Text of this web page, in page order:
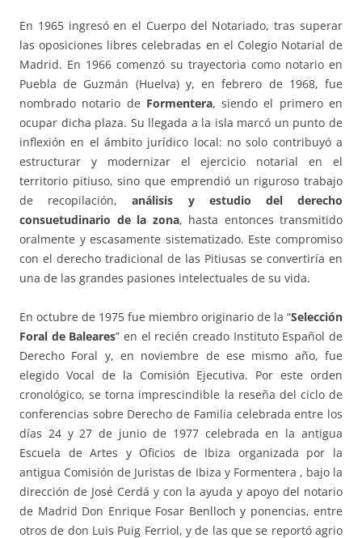
En 1965 ingresó en el Cuerpo del Notariado, tras superar
las oposiciones libres celebradas en el Colegio Notarial de
Madrid. En 1966 comenzó su trayectoria como notario en
Puebla de Guzmán (Huelva) y, en febrero de 1968, fue
nombrado notario de Formentera, siendo el primero en
ocupar dicha plaza. Su llegada a la isla marcó un punto de
inflexión en el ámbito jurídico local: no solo contribuyó a
estructurar y modernizar el ejercicio notarial en el
territorio pitiuso, sino que emprendió un riguroso trabajo
de recopilación,análisis y estudio del derecho
consuetudinario de la zona, hasta entonces transmitido
oralmente y escasamente sistematizado. Este compromiso
con el derecho tradicional de las Pitiusas se convertiría en
una de las grandes pasiones intelectuales de su vida.
En octubre de 1975 fue miembro originario de la “Selección
Foral de Baleares” en el recién creado Instituto Español de
Derecho Foral y, en noviembre de ese mismo año, fue
elegido Vocal de la Comisión Ejecutiva. Por este orden
cronológico, se torna imprescindible la reseña del ciclo de
conferencias sobre Derecho de Familia celebrada entre los
días 24 y 27 de junio de 1977 celebrada en la antigua
Escuela de Artes y Oficios de Ibiza organizada por la
antigua Comisión de Juristas de Ibiza y Formentera , bajo la
dirección de José Cerdá y con la ayuda y apoyo del notario
de Madrid Don Enrique Fosar Benlloch y ponencias, entre
otros de don Luis Puig Ferriol, y de las que se reportó agrio